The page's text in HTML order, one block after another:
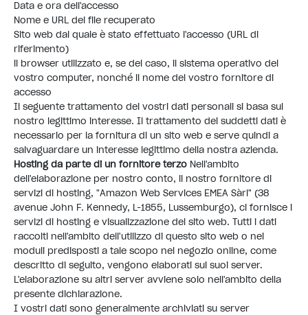
Data e ora dell'accesso
Nome e URL del file recuperato
Sito web dal quale è stato effettuato l'accesso (URL di
riferimento)
il browser utilizzato e, se del caso, il sistema operativo del
vostro computer, nonché il nome del vostro fornitore di
accesso
Il seguente trattamento dei vostri dati personali si basa sul
nostro legittimo interesse. Il trattamento dei suddetti dati è
necessario per la fornitura di un sito web e serve quindi a
salvaguardare un interesse legittimo della nostra azienda.
Hosting da parte di un fornitore terzo Nell'ambito
dell'elaborazione per nostro conto, il nostro fornitore di
servizi di hosting, "Amazon Web Services EMEA Sàrl" (38
avenue John F. Kennedy, L-1855, Lussemburgo), ci fornisce i
servizi di hosting e visualizzazione del sito web. Tutti i dati
raccolti nell'ambito dell'utilizzo di questo sito web o nei
moduli predisposti a tale scopo nel negozio online, come
descritto di seguito, vengono elaborati sui suoi server.
L'elaborazione su altri server avviene solo nell'ambito della
presente dichiarazione.
I vostri dati sono generalmente archiviati su server